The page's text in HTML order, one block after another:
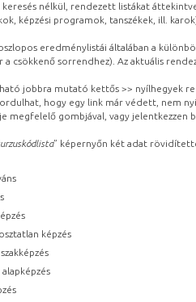
keresés nélkül, rendezett listákat
képzési programok, tanszékek, ill.
eredménylistái általában a
a csökkenő sorrendhez). Az aktuális
jobbra mutató kettős >> nyílhegyek
hogy egy link már védett, nem
megfelelő gombjával, vagy
” képernyőn két adat
képzés